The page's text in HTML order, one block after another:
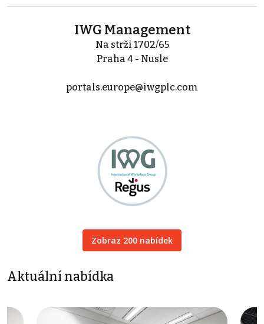
IWG Management
Na strži 1702/65
Praha 4 - Nusle
portals.europe@iwgplc.com
Zobraz 200 nabídek
Aktuální nabídka